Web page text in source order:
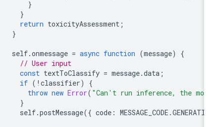
return toxicityAssessment
self.onmessage = async function (message
// User input
const textToClassify = message.data
if (!classifier
throw
new Error("Can't run inference, the
self.postMessage ({ code: MESSAGE_CODE.